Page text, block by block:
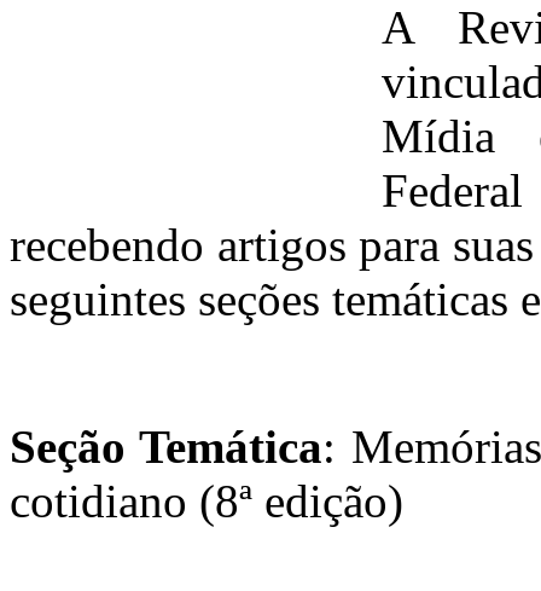
A
Mídia
recebendo artigos para
seguintes seções temáticas
Seção Temática:
cotidiano (8ª edição)